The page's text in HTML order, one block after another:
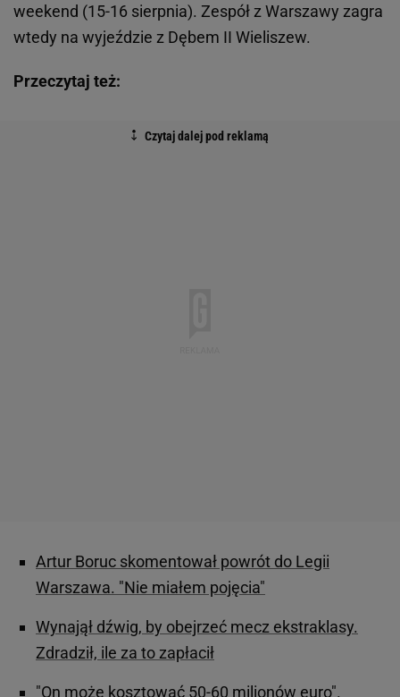
weekend (15-16 sierpnia). Zespół z Warszawy zagra
wtedy na wyjeździe z Dębem II Wieliszew.
Przeczytaj też:
Artur Boruc skomentował powrót do Legii
Warszawa. "Nie miałem pojęcia"
Wynajął dźwig, by obejrzeć mecz ekstraklasy.
Zdradził, ile za to zapłacił
"On może kosztować 50-60 milionów euro".